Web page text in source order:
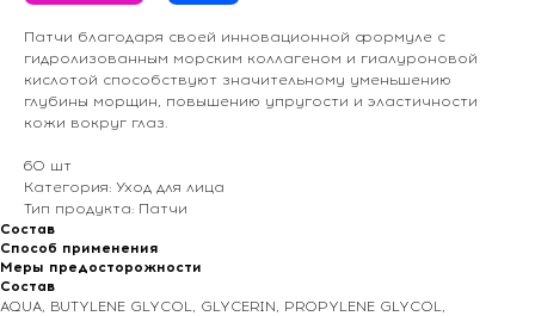
Патчи благодаря своей инновационной формуле с
гидролизованным морским коллагеном и гиалуроновой
кислотой способствуют значительному уменьшению
глубины морщин, повышению упругости и эластичности
кожи вокруг глаз.
60 шт
Категория: Уход для лица
Тип продукта: Патчи
Состав
Способ применения
Меры предосторожности
Состав
AQUA, BUTYLENE GLYCOL, GLYCERIN, PROPYLENE GLYCOL,